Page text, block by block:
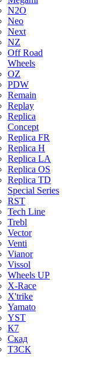
N2O
Neo
Next
NZ
Off Road
Wheels
OZ
PDW
Remain
Replay
Replica
Concept
Replica FR
Replica H
Replica LA
Replica OS
Replica TD
Special Series
RST
Tech Line
Trebl
Vector
Venti
Vianor
Vissol
Wheels UP
X-Race
X'trike
Yamato
YST
К7
Скад
ТЗСК